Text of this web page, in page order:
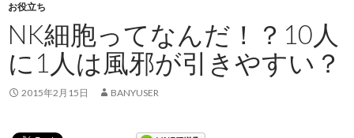
お役立ち
NK細胞ってなんだ！？10人
に1人は風邪が引きやすい？
2015年2月15日 BANYUSER